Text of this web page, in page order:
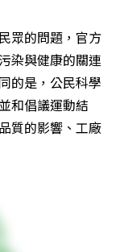
眾的問題，官方
染與健康的關連
的是，公民科學
和倡議運動結
質的影響、工廠